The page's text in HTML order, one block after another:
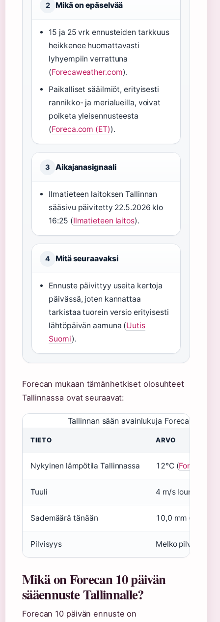
2 Mikä on epäselvää
15 ja 25 vrk ennusteiden tarkkuus
heikkenee huomattavasti
lyhyempiin verrattuna
(Forecaweather.com).
Paikalliset sääilmiöt, erityisesti
rannikko- ja merialueilla, voivat
poiketa yleisennusteesta
(Foreca.com (ET)).
3 Aikajanasignaali
Ilmatieteen laitoksen Tallinnan
sääsivu päivitetty 22.5.2026 klo
16:25 (Ilmatieteen laitos).
4 Mitä seuraavaksi
Ennuste päivittyy useita kertoja
päivässä, joten kannattaa
tarkistaa tuorein versio erityisesti
lähtöpäivän aamuna (Uutis
Suomi).
Forecan mukaan tämänhetkiset olosuhteet
Tallinnassa ovat seuraavat:
Tallinnan sään avainlukuja Forecan
TIETO ARVO
Nykyinen lämpötila Tallinnassa 12°C (Foreca.com
Tuuli 4 m/s lounaasta
Sademäärä tänään 10,0 mm (esim.)
Pilvisyys Melko pilvistä
Mikä on Forecan 10 päivän
sääennuste Tallinnalle?
Forecan 10 päivän ennuste on